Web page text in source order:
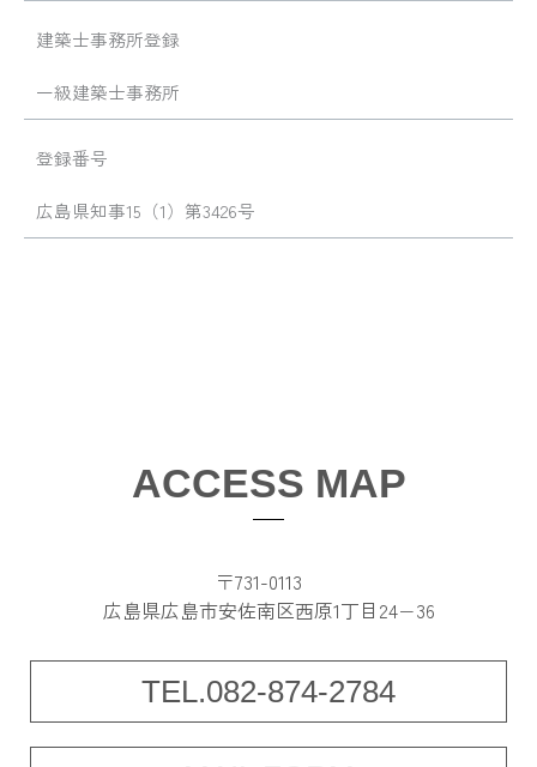
建築士事務所登録
一級建築士事務所
登録番号
広島県知事15（1）第3426号
ACCESS MAP
〒731-0113
広島県広島市安佐南区西原1丁目24−36
TEL.082-874-2784